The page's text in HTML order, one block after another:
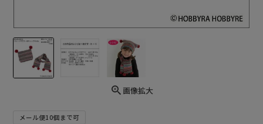
画像拡大
メール便10個まで可